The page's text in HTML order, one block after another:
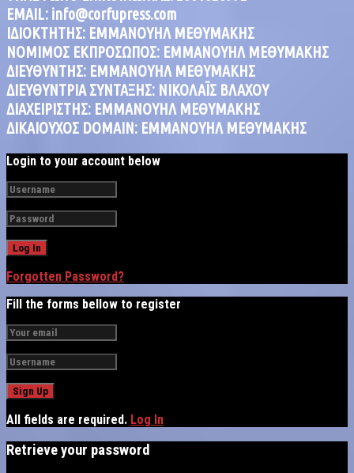
EMAIL: info@corfupress.com
ΙΔΙΟΚΤΗΤΗΣ: EMMANOYΗΛ ΜΕΘΥΜΑΚΗΣ
ΝΟΜΙΜΟΣ ΕΚΠΡΟΣΩΠΟΣ: EMMANOYΗΛ ΜΕΘΥΜΑΚΗΣ
ΔΙΕΥΘΥΝΤΗΣ: EMMANOYΗΛ ΜΕΘΥΜΑΚΗΣ
ΔΙΕΥΘΥΝΤΡΙΑ ΣΥΝΤΑΞΗΣ: ΝΙΚΟΛΑΪΣ ΒΛΑΧΟΥ
ΔΙΑΧΕΙΡΙΣΤΗΣ: EMMANOYΗΛ ΜΕΘΥΜΑΚΗΣ
ΔΙΚΑΙΟΥΧΟΣ DOMAIN: ΕΜΜΑΝΟΥΗΛ ΜΕΘΥΜΑΚΗΣ
Login to your account below
Forgotten Password?
Fill the forms bellow to register
All fields are required. Log In
Retrieve your password